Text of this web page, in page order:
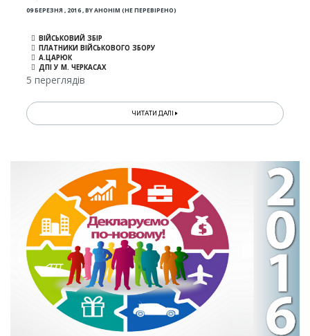
09 БЕРЕЗНЯ , 2016,BYАНОНІМ (НЕ ПЕРЕВІРЕНО)
ВІЙСЬКОВИЙ ЗБІР
ПЛАТНИКИ ВІЙСЬКОВОГО ЗБОРУ
А.ЦАРЮК
ДПІ У М. ЧЕРКАСАХ
5 переглядів
ЧИТАТИ ДАЛІ